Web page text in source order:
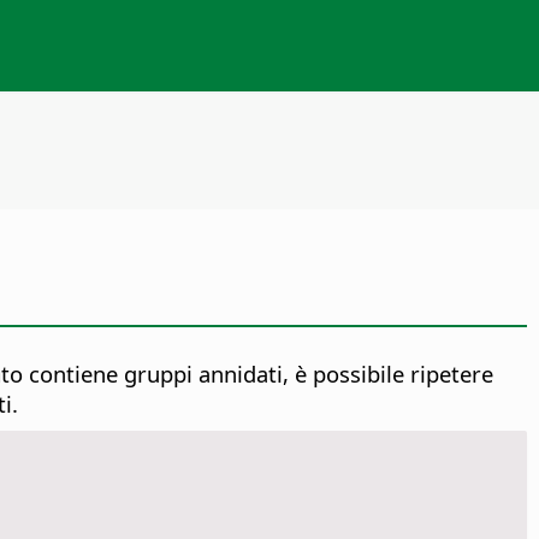
contiene gruppi annidati, è possibile ripetere